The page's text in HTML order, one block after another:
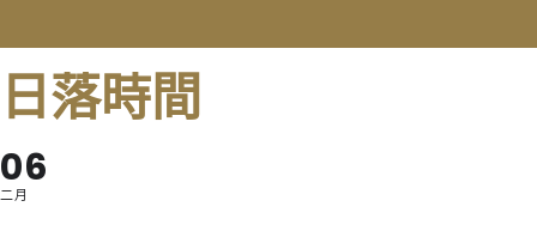
日落時間
06
二月